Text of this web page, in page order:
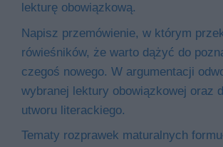
lekturę obowiązkową.
Napisz przemówienie, w którym
rówieśników, że warto dążyć do
czegoś nowego. W argumentacji
wybranej lektury obowiązkowej oraz
utworu literackiego.
Tematy rozprawek maturalnych